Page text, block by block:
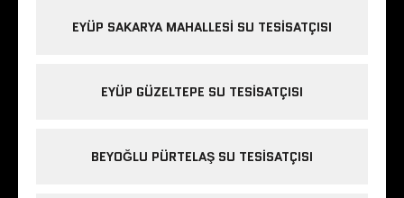
EYÜP SAKARYA MAHALLESI SU TESISATÇISI
EYÜP GÜZELTEPE SU TESISATÇISI
BEYOĞLU PÜRTELAŞ SU TESISATÇISI